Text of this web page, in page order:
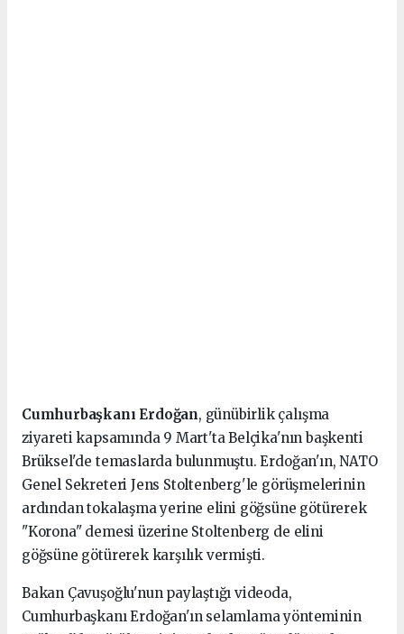
Cumhurbaşkanı Erdoğan, günübirlik çalışma
ziyareti kapsamında 9 Mart'ta Belçika'nın başkenti
Brüksel'de temaslarda bulunmuştu. Erdoğan'ın, NATO
Genel Sekreteri Jens Stoltenberg'le görüşmelerinin
ardından tokalaşma yerine elini göğsüne götürerek
"Korona" demesi üzerine Stoltenberg de elini
göğsüne götürerek karşılık vermişti.
Bakan Çavuşoğlu'nun paylaştığı videoda,
Cumhurbaşkanı Erdoğan'ın selamlama yönteminin